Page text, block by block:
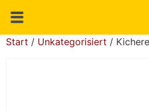
Start / Unkategorisiert /